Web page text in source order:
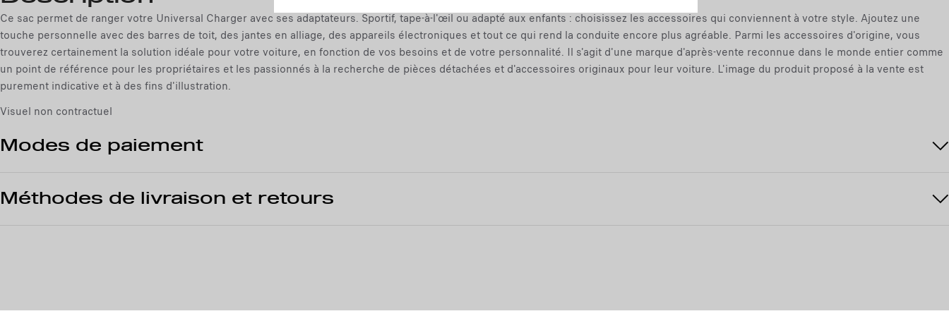
€
T
T
/
p
d
a
t
Ce sac permet de ranger votre Universal Charger avec ses adaptateurs. Sportif, tape-à-l'œil ou adapté aux enfants : choisissez les accessoires qui conviennent à votre style. Ajoutez une
touche personnelle avec des barres de toit, des jantes en alliage, des appareils électroniques et tout ce qui rend la conduite encore plus agréable. Parmi les accessoires d'origine, vous
trouverez certainement la solution idéale pour votre voiture, en fonction de vos besoins et de votre personnalité. Il s'agit d'une marque d'après-vente reconnue dans le monde entier comme
un point de référence pour les propriétaires et les passionnés à la recherche de pièces détachées et d'accessoires originaux pour leur voiture. L'image du produit proposé à la vente est
purement indicative et à des fins d'illustration.
Visuel non contractuel
Modes de paiement
Méthodes de livraison et retours